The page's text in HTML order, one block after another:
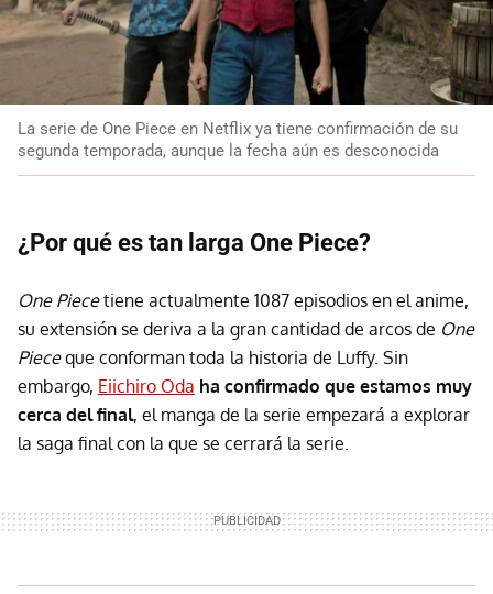
La serie de One Piece en Netflix ya tiene confirmación de su
segunda temporada, aunque la fecha aún es desconocida
¿Por qué es tan larga One Piece?
One Piecetiene actualmente 1087 episodios en el anime,
su extensión se deriva a la gran cantidad de arcos de One
Pieceque conforman toda la historia de Luffy. Sin
embargo, Eiichiro Oda ha confirmado que estamos muy
cerca del final, el manga de la serie empezará a explorar
la saga final con la que se cerrará la serie.